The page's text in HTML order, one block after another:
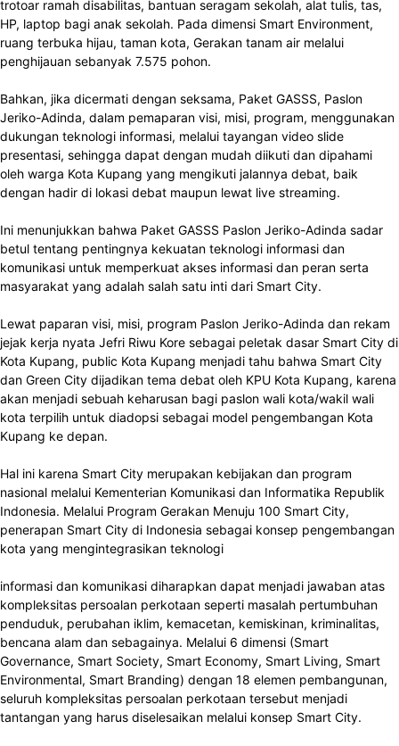
trotoar ramah disabilitas, bantuan seragam sekolah, alat tulis, tas,
HP, laptop bagi anak sekolah. Pada dimensi Smart Environment,
ruang terbuka hijau, taman kota, Gerakan tanam air melalui
penghijauan sebanyak 7.575 pohon.
Bahkan, jika dicermati dengan seksama, Paket GASSS, Paslon
Jeriko-Adinda, dalam pemaparan visi, misi, program, menggunakan
dukungan teknologi informasi, melalui tayangan video slide
presentasi, sehingga dapat dengan mudah diikuti dan dipahami
oleh warga Kota Kupang yang mengikuti jalannya debat, baik
dengan hadir di lokasi debat maupun lewat live streaming.
Ini menunjukkan bahwa Paket GASSS Paslon Jeriko-Adinda sadar
betul tentang pentingnya kekuatan teknologi informasi dan
komunikasi untuk memperkuat akses informasi dan peran serta
masyarakat yang adalah salah satu inti dari Smart City.
Lewat paparan visi, misi, program Paslon Jeriko-Adinda dan rekam
jejak kerja nyata Jefri Riwu Kore sebagai peletak dasar Smart City di
Kota Kupang, public Kota Kupang menjadi tahu bahwa Smart City
dan Green City dijadikan tema debat oleh KPU Kota Kupang, karena
akan menjadi sebuah keharusan bagi paslon wali kota/wakil wali
kota terpilih untuk diadopsi sebagai model pengembangan Kota
Kupang ke depan.
Hal ini karena Smart City merupakan kebijakan dan program
nasional melalui Kementerian Komunikasi dan Informatika Republik
Indonesia. Melalui Program Gerakan Menuju 100 Smart City,
penerapan Smart City di Indonesia sebagai konsep pengembangan
kota yang mengintegrasikan teknologi
informasi dan komunikasi diharapkan dapat menjadi jawaban atas
kompleksitas persoalan perkotaan seperti masalah pertumbuhan
penduduk, perubahan iklim, kemacetan, kemiskinan, kriminalitas,
bencana alam dan sebagainya. Melalui 6 dimensi (Smart
Governance, Smart Society, Smart Economy, Smart Living, Smart
Environmental, Smart Branding) dengan 18 elemen pembangunan,
seluruh kompleksitas persoalan perkotaan tersebut menjadi
tantangan yang harus diselesaikan melalui konsep Smart City.